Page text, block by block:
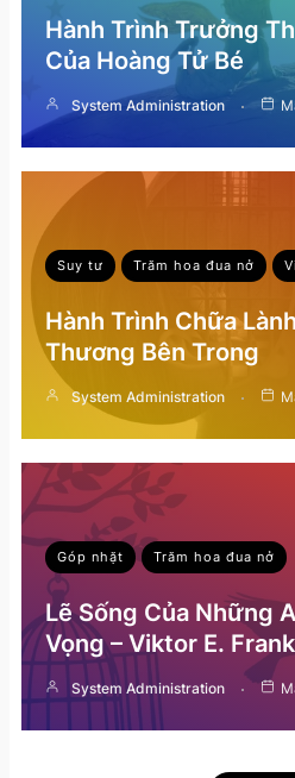
Hành Trình Trưởng
Của Hoàng Tử Bé
System Administration
Suy tư Trăm hoa đua nở
Hành Trình Chữa
Thương Bên Trong
System Administration
Góp nhặt Trăm hoa đua nở
Lẽ Sống Của Những
Vọng – Viktor E.
System Administration